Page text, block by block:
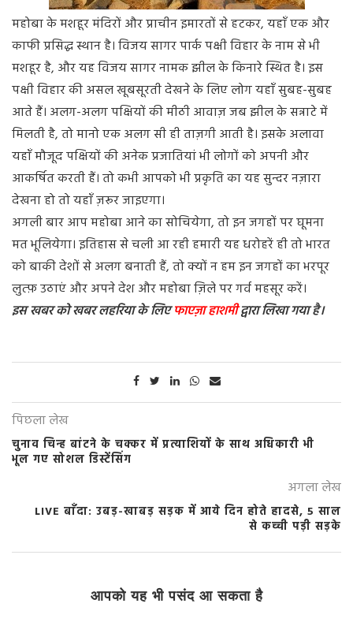
महोबा के मशहूर मंदिरों और प्राचीन इमारतों से हटकर, यहाँ एक और
काफी प्रसिद्ध स्थान है। विजय सागर पार्क पक्षी विहार के नाम से भी
मशहूर है, और यह विजय सागर नामक झील के किनारे स्थित है। इस
पक्षी विहार की असल खूबसूरती देखने के लिए लोग यहाँ सुबह-सुबह
आते हैं। अलग-अलग पक्षियों की मीठी आवाज़ जब झील के सन्नाटे में
मिलती है, तो मानो एक अलग सी ही ताज़गी आती है। इसके अलावा
यहाँ मौजूद पक्षियों की अनेक प्रजातियां भी लोगों को अपनी और
आकर्षित करती हैं। तो कभी आपको भी प्रकृति का यह सुन्दर नज़ारा
देखना हो तो यहाँ ज़रूर जाइएगा।
अगली बार आप महोबा आने का सोचियेगा, तो इन जगहों पर घूमना
मत भूलियेगा। इतिहास से चली आ रही हमारी यह धरोहरें ही तो भारत
को बाकी देशों से अलग बनाती हैं, तो क्यों न हम इन जगहों का भरपूर
लुत्फ़ उठाएं और अपने देश और महोबा ज़िले पर गर्व महसूर करें।
इस खबर को खबर लहरिया के लिएफाएज़ा हाशमीद्वारा लिखा गया है।
पिछला लेख
चुनाव चिन्ह बांटने के चक्कर में प्रत्याशियों के साथ अधिकारी भी
भूल गए सोशल डिस्टेंसिंग
अगला लेख
LIVE बाँदा: उबड़-खाबड़ सड़क में आये दिन होते हादसे, 5 साल
से कच्ची पड़ी सड़के
आपको यह भी पसंद आ सकता है